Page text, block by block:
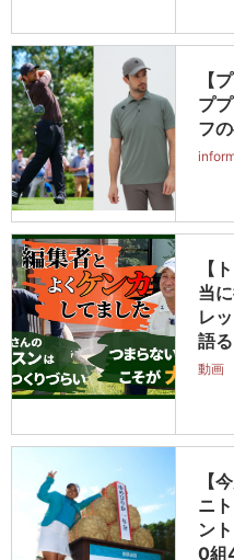
【
プ
フ
【
当
レ
語
動画
【
ニ
ン
0組